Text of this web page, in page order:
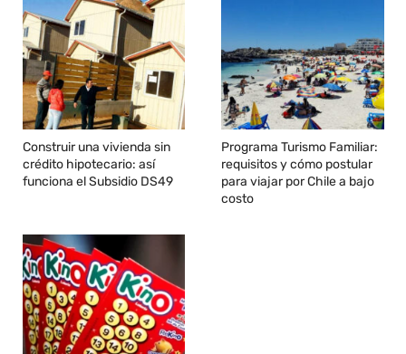
Construir una vivienda sin
crédito hipotecario: así
funciona el Subsidio DS49
Programa Turismo Familiar:
requisitos y cómo postular
para viajar por Chile a bajo
costo